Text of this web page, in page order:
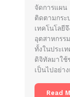
จัดการแผน
ติดตามกระ
เทคโนโลยี
อุตสาหกรร
ทั้งในประเ
ดิจิทัลมาใช้
เป็นไปอย่า
Read